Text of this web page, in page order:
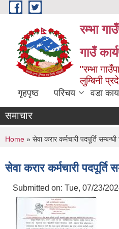
Skip to main content
रम्भा
गाउँ
"रम्भा
लुम्बिनी
गृहपृष्ठ परिचय वडा
समाचार
You are here
Home » सेवा करार कर्मचारी पदपूर्ति
सेवा करार कर्मचारी
Submitted on: Tue, 07/23/